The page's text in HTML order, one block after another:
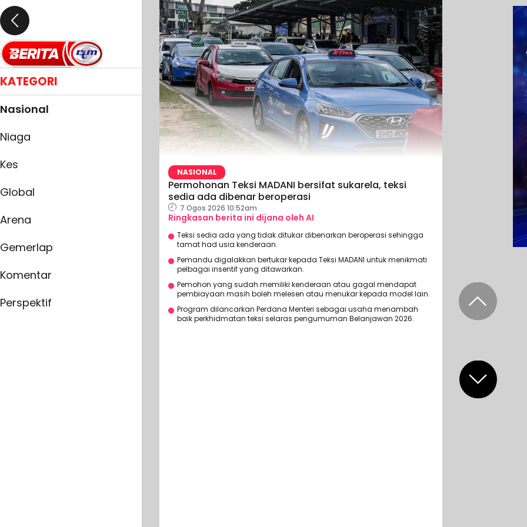
KATEGORI
Nasional
Niaga
Kes
Global
Arena
Gemerlap
Komentar
Perspektif
NASIONAL
Permohonan Teksi MADANI bersifat sukarela, teksi
sedia ada dibenar beroperasi
7 Ogos 2026 10:52am
Ringkasan berita ini dijana oleh AI
Teksi sedia ada yang tidak ditukar dibenarkan beroperasi sehingga
tamat had usia kenderaan.
Pemandu digalakkan bertukar kepada Teksi MADANI untuk menikmati
pelbagai insentif yang ditawarkan.
Pemohon yang sudah memiliki kenderaan atau gagal mendapat
pembiayaan masih boleh melesen atau menukar kepada model lain.
Program dilancarkan Perdana Menteri sebagai usaha menambah
baik perkhidmatan teksi selaras pengumuman Belanjawan 2026.